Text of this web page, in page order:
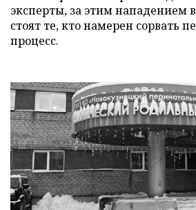
эксперты, за этим нападением
стоят те, кто намерен сорвать
процесс.